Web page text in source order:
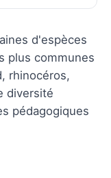
d'espèces
plus communes
rhinocéros,
diversité
pédagogiques